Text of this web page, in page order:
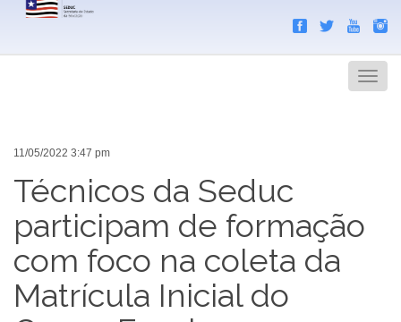
Menu
11/05/2022 3:47 pm
Técnicos da Seduc
participam de formação
com foco na coleta da
Matrícula Inicial do